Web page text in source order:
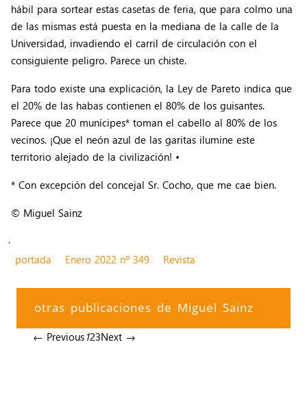
hábil para sortear estas casetas de feria, que para colmo una
de las mismas está puesta en la mediana de la calle de la
Universidad, invadiendo el carril de circulación con el
consiguiente peligro. Parece un chiste.
Para todo existe una explicación, la Ley de Pareto indica que
el 20% de las habas contienen el 80% de los guisantes.
Parece que 20 munícipes* toman el cabello al 80% de los
vecinos. ¡Que el neón azul de las garitas ilumine este
territorio alejado de la civilización! •
* Con excepción del concejal Sr. Cocho, que me cae bien.
© Miguel Sainz
.
portada
Enero 2022 nº 349 Revista
otras publicaciones de Miguel Sainz
← Previous123Next →